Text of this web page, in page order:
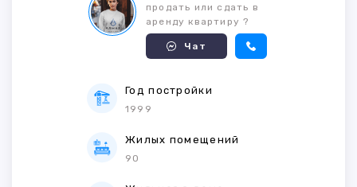
продать или сдать в
аренду квартиру ?
Чат
Год постройки
1999
Жилых помещений
90